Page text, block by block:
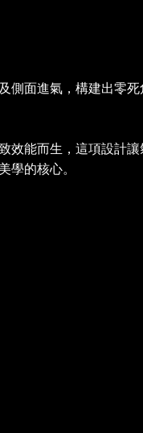
側面進氣，構建出零死
效能而生，這項設計讓
學的核心。